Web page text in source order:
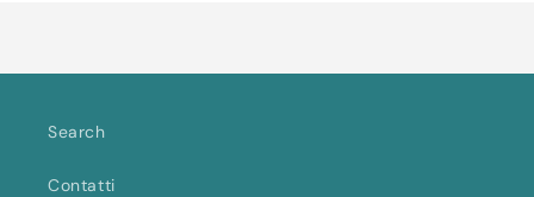
Search
Contatti